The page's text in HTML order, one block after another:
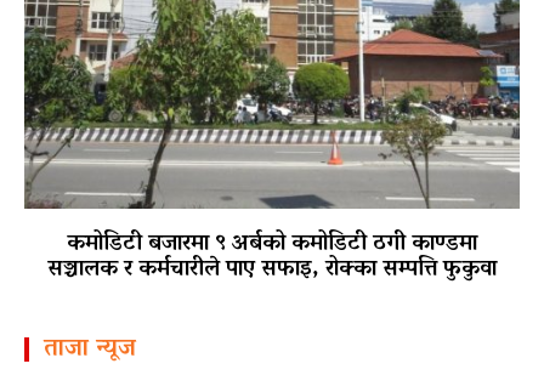
कमोडिटी बजारमा ९ अर्बको कमोडिटी ठगी काण्डमा
सञ्चालक र कर्मचारीले पाए सफाइ, रोक्का सम्पत्ति फुकुवा
ताजा न्यूज